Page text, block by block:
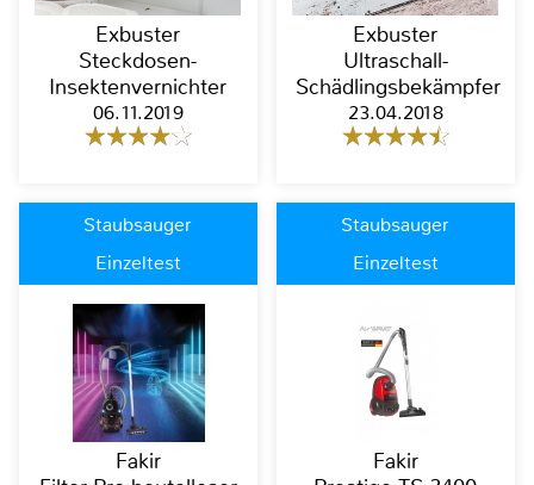
Exbuster
Steckdosen-
Insektenvernichter
06.11.2019
Exbuster
Ultraschall-
Schädlingsbekämpfer
23.04.2018
Staubsauger
Einzeltest
Fakir
Staubsauger
Einzeltest
Fakir